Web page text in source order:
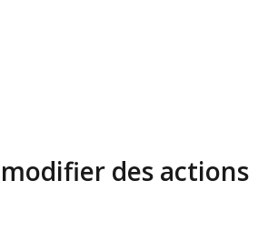
des actions